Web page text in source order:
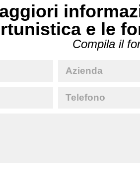
e le
Compila il